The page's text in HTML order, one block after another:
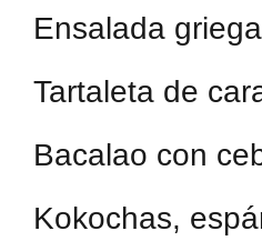
Ensalada
Tartaleta de
Bacalao con
Kokochas,